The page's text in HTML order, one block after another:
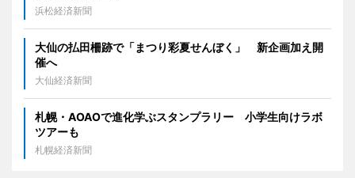
浜松経済新聞
大仙の払田柵跡で「まつり彩夏せんぼく」 新企画加え開
催へ
大仙経済新聞
札幌・AOAOで進化学ぶスタンプラリー 小学生向けラボ
ツアーも
札幌経済新聞